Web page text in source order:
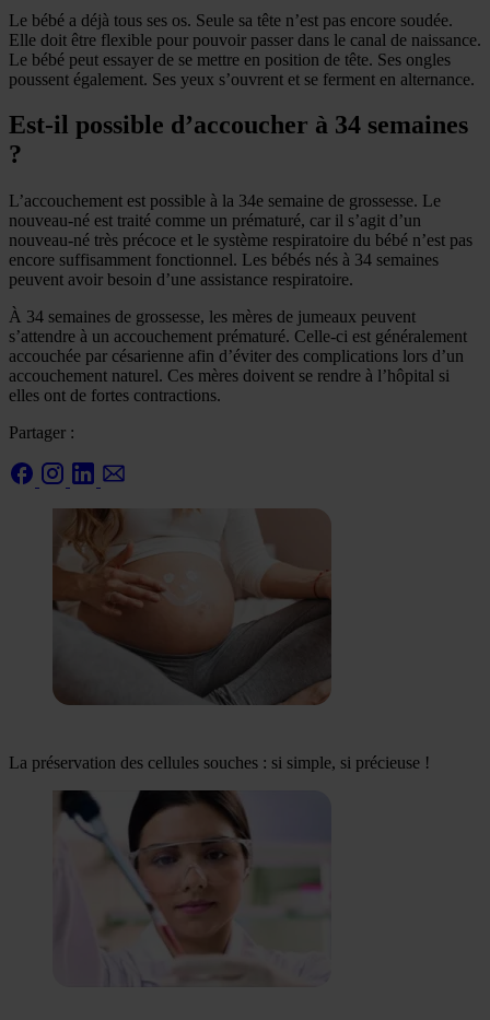
Le bébé a déjà tous ses os. Seule sa tête n’est pas encore soudée.
Elle doit être flexible pour pouvoir passer dans le canal de naissance.
Le bébé peut essayer de se mettre en position de tête. Ses ongles
poussent également. Ses yeux s’ouvrent et se ferment en alternance.
Est-il possible d’accoucher à 34 semaines
?
L’accouchement est possible à la 34e semaine de grossesse. Le
nouveau-né est traité comme un prématuré, car il s’agit d’un
nouveau-né très précoce et le système respiratoire du bébé n’est pas
encore suffisamment fonctionnel. Les bébés nés à 34 semaines
peuvent avoir besoin d’une assistance respiratoire.
À 34 semaines de grossesse, les mères de jumeaux peuvent
s’attendre à un accouchement prématuré. Celle-ci est généralement
accouchée par césarienne afin d’éviter des complications lors d’un
accouchement naturel. Ces mères doivent se rendre à l’hôpital si
elles ont de fortes contractions.
Partager :
La préservation des cellules souches : si simple, si précieuse !